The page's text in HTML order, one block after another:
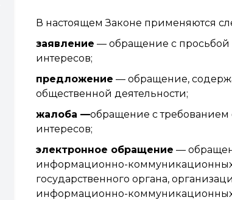
В настоящем Законе применяются
заявление — обращение с просьбой
интересов;
предложение — обращение,
общественной деятельности;
жалоба —обращение с требованием
интересов;
электронное обращение —
информационно-коммуникационных
государственного органа,
информационно-